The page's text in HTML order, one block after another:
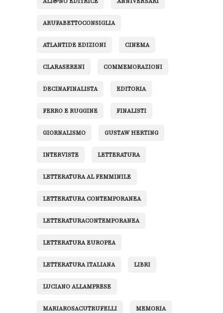
ARUFABETTOCONSIGLIA
ATLANTIDE EDIZIONI CINEMA
CLARASERENI COMMEMORAZIONI
DECINAFINALISTA EDITORIA
FERRO E RUGGINE FINALISTI
GIORNALISMO GUSTAW HERTING
INTERVISTE LETTERATURA
LETTERATURA AL FEMMINILE
LETTERATURA CONTEMPORANEA
LETTERATURACONTEMPORANEA
LETTERATURA EUROPEA
LETTERATURA ITALIANA LIBRI
LUCIANO ALLAMPRESE
MARIAROSACUTRUFELLI MEMORIA